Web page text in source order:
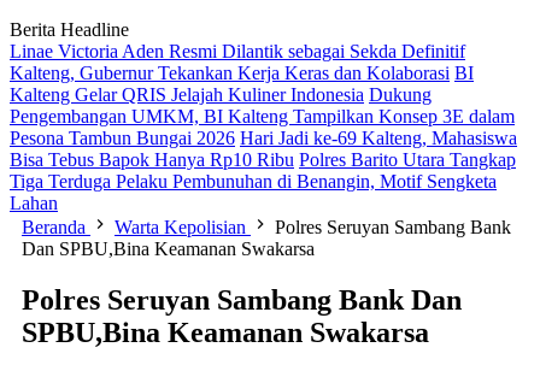
Berita Headline
Linae Victoria Aden Resmi Dilantik sebagai Sekda Definitif
Kalteng, Gubernur Tekankan Kerja Keras dan Kolaborasi BI
Kalteng Gelar QRIS Jelajah Kuliner Indonesia Dukung
Pengembangan UMKM, BI Kalteng Tampilkan Konsep 3E dalam
Pesona Tambun Bungai 2026 Hari Jadi ke-69 Kalteng, Mahasiswa
Bisa Tebus Bapok Hanya Rp10 Ribu Polres Barito Utara Tangkap
Tiga Terduga Pelaku Pembunuhan di Benangin, Motif Sengketa
Lahan
Beranda
Warta Kepolisian
Polres Seruyan Sambang Bank
Dan SPBU,Bina Keamanan Swakarsa
Polres Seruyan Sambang Bank Dan
SPBU,Bina Keamanan Swakarsa